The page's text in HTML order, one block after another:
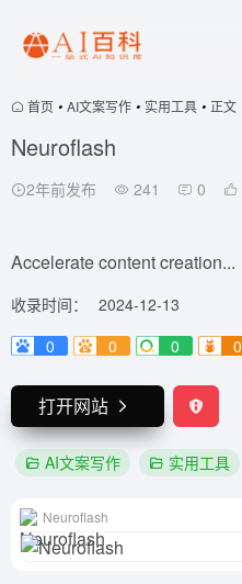
首页 • AI文案写作 • 实用工具 • 正文
Neuroflash
2年前发布 241 0
Accelerate content creation...
收录时间：
2024-12-13
0
0 0 0
打开网站
AI文案写作 实用工具
Neuroflash